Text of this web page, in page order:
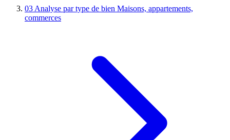
03 Analyse par type de bien Maisons, appartements,
commerces